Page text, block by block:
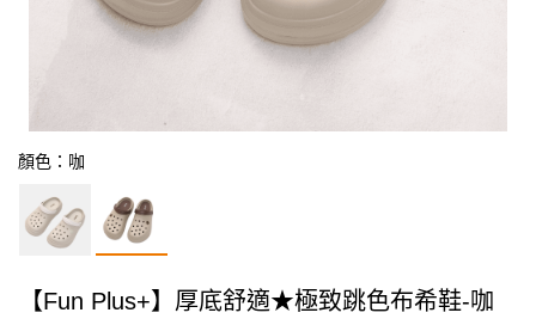
顏色：咖
【Fun Plus+】厚底舒適★極致跳色布希鞋-咖